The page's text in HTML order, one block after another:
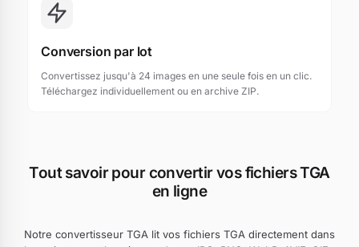
Conversion par lot
Convertissez jusqu'à 24 images en une seule fois en un clic.
Téléchargez individuellement ou en archive ZIP.
Tout savoir pour convertir vos fichiers TGA
en ligne
Notre convertisseur TGA lit vos fichiers TGA directement dans